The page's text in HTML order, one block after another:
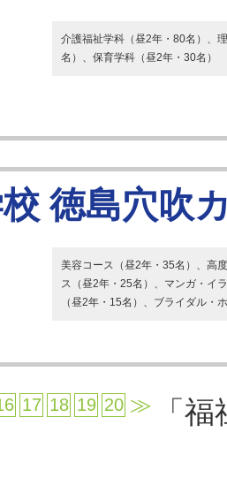
介護福祉学科（昼2年・80名）、
名）、保育学科（昼2年・30名）
徳島穴吹
美容コース（昼2年・35名）、高
ス（昼2年・25名）、マンガ・イ
（昼2年・15名）、ブライダル・
17 18 19 20 ≫ 「